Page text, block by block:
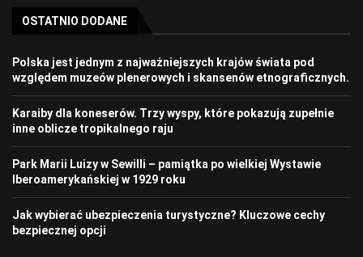
OSTATNIO DODANE
Polska jest jednym z najważniejszych krajów świata pod
względem muzeów plenerowych i skansenów etnograficznych.
Karaiby dla koneserów. Trzy wyspy, które pokazują zupełnie
inne oblicze tropikalnego raju
Park Marii Luizy w Sewilli – pamiątka po wielkiej Wystawie
Iberoamerykańskiej w 1929 roku
Jak wybierać ubezpieczenia turystyczne? Kluczowe cechy
bezpiecznej opcji